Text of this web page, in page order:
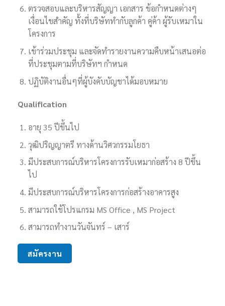
ตรวจสอบและบริหารสัญญา เอกสาร ข้อกำหนดต่างๆ
เงื่อนไขสำคัญ ทั้งที่บริษัททำกับลูกค้า คู่ค้า ผู้รับเหมาใน
โครงการ
เข้าร่วมประชุม และจัดทำรายงานความคืบหน้าเสนอต่อ
ที่ประชุมตามที่บริษัทฯ กำหนด
ปฏิบัติงานอื่นๆที่ผู้บังคับบัญชาได้มอบหมาย
Qualification
อายุ 35 ปีขึ้นไป
วุฒิปริญญาตรี ทางด้านวิศวกรรมโยธา
มีประสบการณ์บริหารโครงการรับเหมาก่อสร้าง 8 ปีขึ้น
ไป
มีประสบการณ์บริหารโครงการก่อสร้างอาคารสูง
สามารถใช้โปรแกรม MS Office , MS Project
สามารถทำงานวันจันทร์ – เสาร์
สมัครงาน